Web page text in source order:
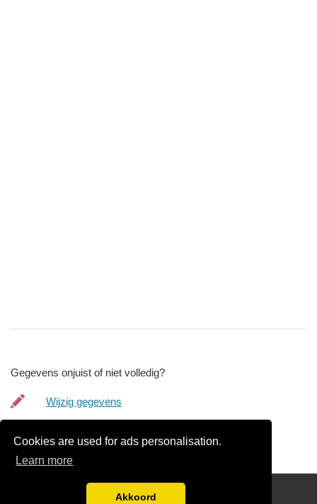
Cookies are used for ads personalisation.
Learn more
Akkoord
Gegevens onjuist of niet volledig?
Wijzig gegevens